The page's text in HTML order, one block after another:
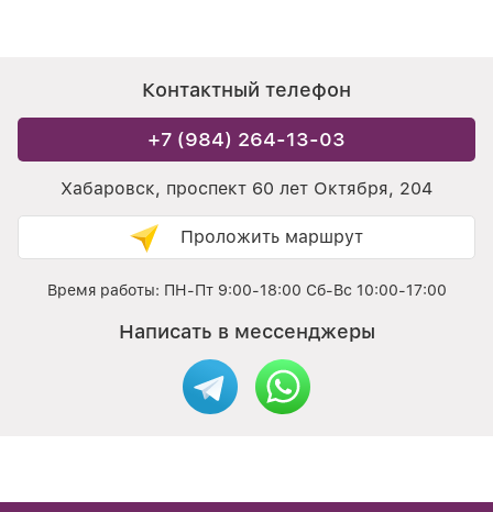
Контактный телефон
+7 (984) 264-13-03
Хабаровск, проспект 60 лет Октября, 204
Проложить маршрут
Время работы: ПН-Пт 9:00-18:00 Сб-Вс 10:00-17:00
Написать в мессенджеры